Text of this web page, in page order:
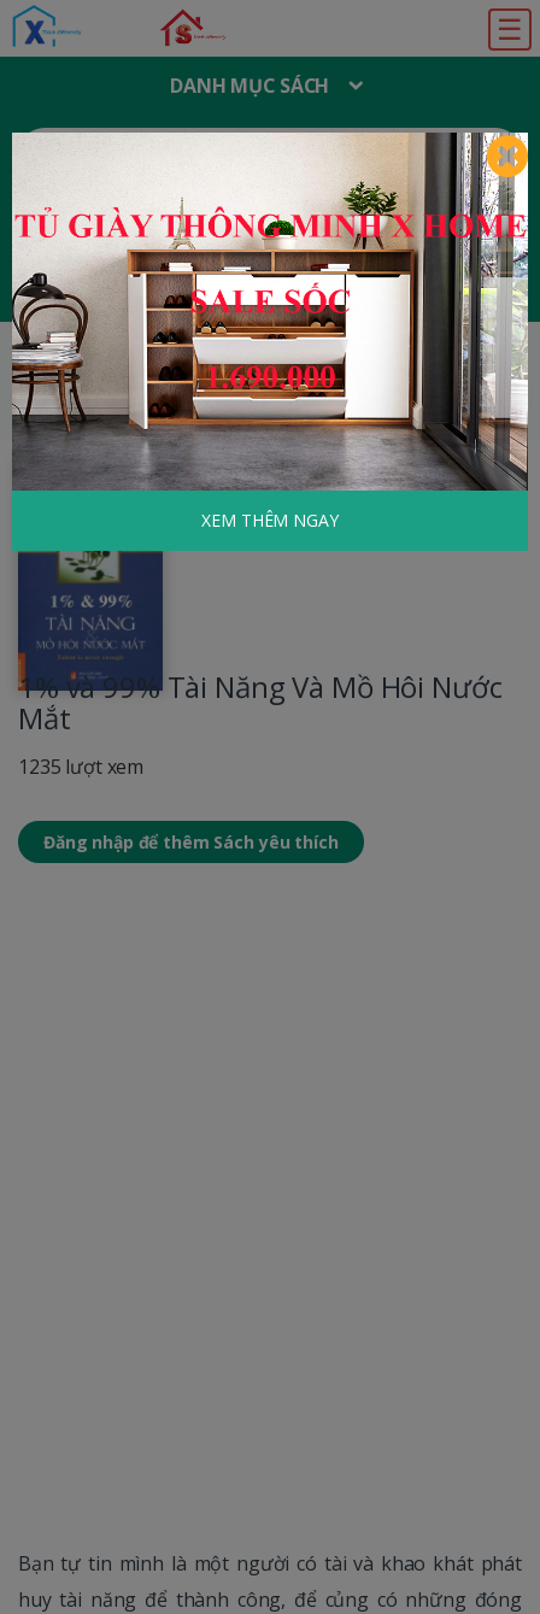
☰
DANH MỤC SÁCH
T
M
I
:
Đăng ký Đăng nhập
HOME Tâm Lý - Kỹ Năng Sống
1% và 99%
Tài Năng Và Mồ Hôi Nước Mắt
1% và 99% Tài Năng Và Mồ Hôi Nước
Mắt
1235 lượt xem
Đăng nhập để thêm Sách yêu thích
Bạn tự tin mình là một người có tài và khao khát phát
huy tài năng để thành công, để củng có những đóng
XEM THÊM NGAY